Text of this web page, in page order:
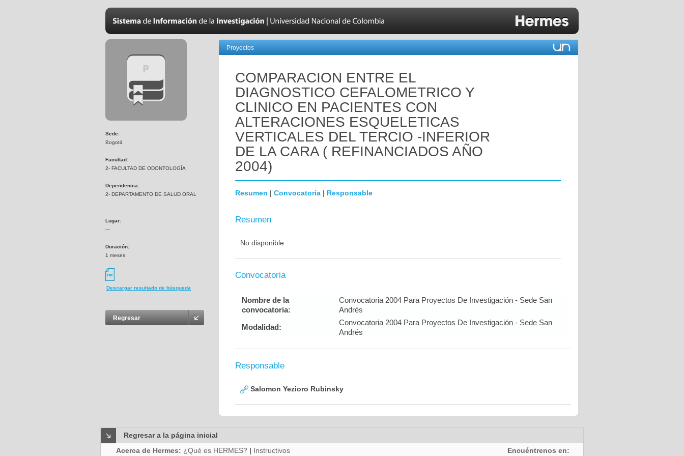
Sede:
Bogotá
Facultad:
2- FACULTAD DE ODONTOLOGÍA
Dependencia:
2- DEPARTAMENTO DE SALUD ORAL
Lugar:
---
Duración:
1 meses
Descargar resultado de búsqueda
Regresar
Proyectos
COMPARACION ENTRE EL
DIAGNOSTICO CEFALOMETRICO Y
CLINICO EN PACIENTES CON
ALTERACIONES ESQUELETICAS
VERTICALES DEL TERCIO -INFERIOR
DE LA CARA ( REFINANCIADOS AÑO
2004)
Resumen | Convocatoria | Responsable
Resumen
No disponible
Convocatoria
Nombre de la
convocatoria:
Convocatoria 2004 Para Proyectos De Investigación - Sede San
Andrés
Modalidad:
Convocatoria 2004 Para Proyectos De Investigación - Sede San
Andrés
Responsable
Salomon Yezioro Rubinsky
Regresar a la página inicial
Acerca de Hermes: ¿Qué es HERMES? | Instructivos Encuéntrenos en: